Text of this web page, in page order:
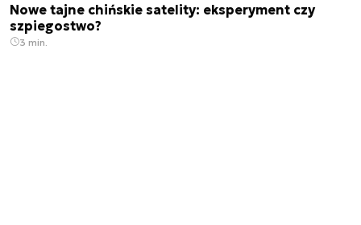
Nowe tajne chińskie satelity: eksperyment czy
szpiegostwo?
3 min.